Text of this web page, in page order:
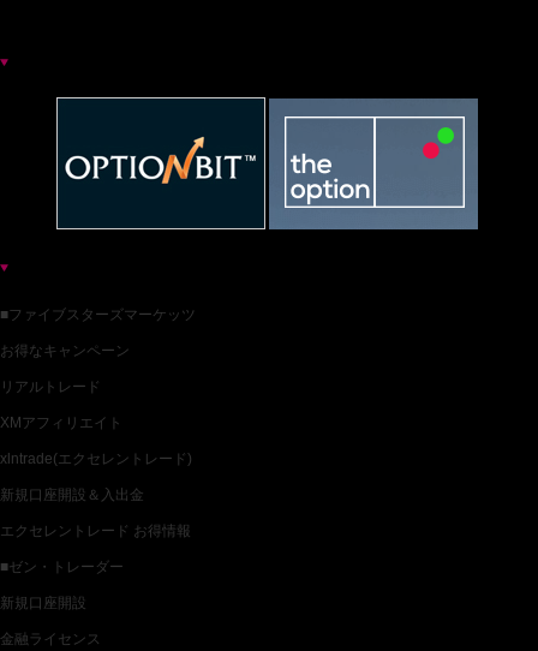
■ファイブスターズマーケッツ
お得なキャンペーン
リアルトレード
XMアフィリエイト
xlntrade(エクセレントレード)
新規口座開設＆入出金
エクセレントレード お得情報
■ゼン・トレーダー
新規口座開設
金融ライセンス